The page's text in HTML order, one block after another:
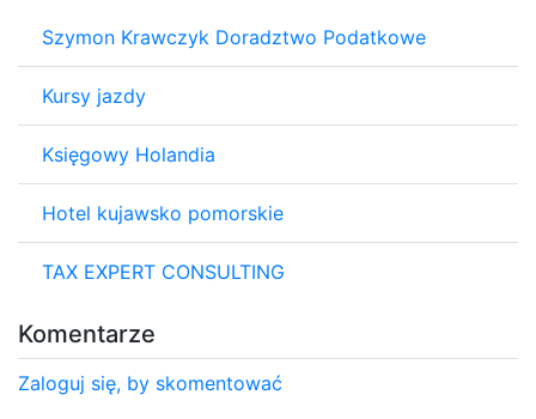
Szymon Krawczyk Doradztwo Podatkowe
Kursy jazdy
Księgowy Holandia
Hotel kujawsko pomorskie
TAX EXPERT CONSULTING
Komentarze
Zaloguj się, by skomentować